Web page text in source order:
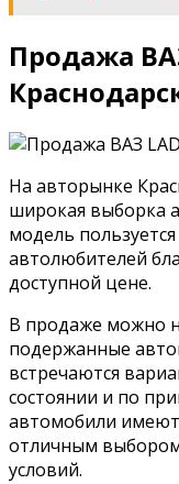
Продажа
На авторынке
широкая выборка
модель
автолюбителей
доступной цене.
В продаже можно
подержанные
встречаются
состоянии и по
автомобили
отличным
условий.